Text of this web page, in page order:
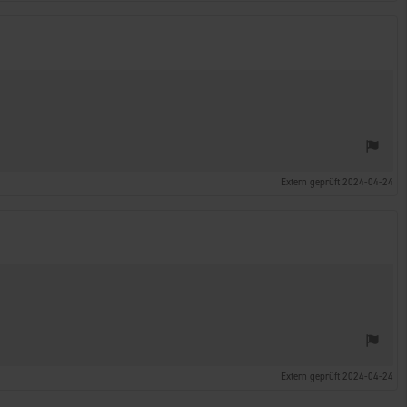
Extern geprüft 2024-04-24
Extern geprüft 2024-04-24